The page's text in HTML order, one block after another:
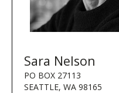
Sara Nelson
PO BOX 27113
SEATTLE, WA 98165